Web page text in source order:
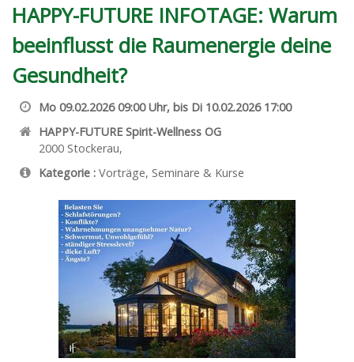
HAPPY-FUTURE INFOTAGE: Warum
beeinflusst die Raumenergie deine
Gesundheit?
Mo 09.02.2026 09:00 Uhr, bis Di 10.02.2026 17:00
HAPPY-FUTURE Spirit-Wellness OG
2000 Stockerau,
Kategorie :Vorträge, Seminare & Kurse